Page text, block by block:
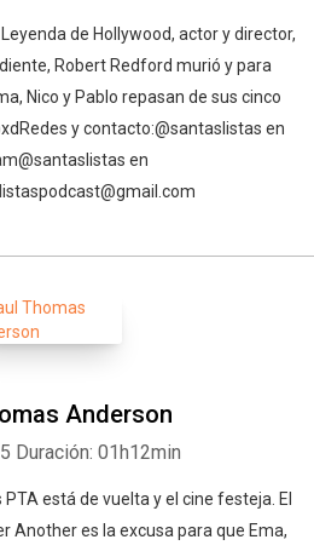
de Hollywood, actor y director,
Robert Redford murió y para
Nico y Pablo repasan de sus cinco
y contacto:⁠⁠⁠⁠⁠⁠⁠⁠⁠⁠⁠⁠⁠⁠⁠⁠⁠⁠⁠⁠⁠⁠⁠⁠⁠⁠⁠⁠⁠⁠⁠⁠⁠⁠⁠⁠⁠⁠⁠@santaslistas⁠⁠⁠⁠⁠⁠⁠⁠⁠⁠⁠⁠⁠⁠⁠⁠⁠⁠⁠⁠⁠⁠⁠⁠⁠⁠⁠⁠⁠⁠⁠⁠⁠⁠⁠⁠⁠⁠⁠ en
en
Anderson
Duración: 01h12min
está de vuelta y el cine festeja. El
Another es la excusa para que Ema,